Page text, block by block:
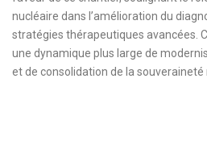
nucléaire dans l’amélioration du
stratégies thérapeutiques avancées.
une dynamique plus large de
et de consolidation de la souveraineté